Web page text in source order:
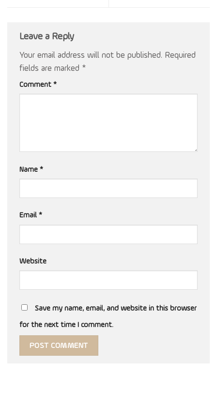
Leave a Reply
Your email address will not be published. Required
fields are marked *
Comment *
Name *
Email *
Website
Save my name, email, and website in this browser
for the next time I comment.